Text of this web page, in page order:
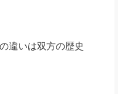
違いは双方の歴史